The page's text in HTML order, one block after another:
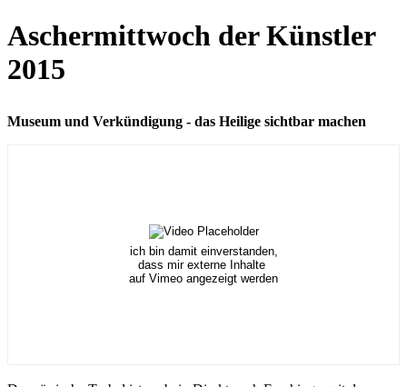
Aschermittwoch der Künstler
2015
Museum und Verkündigung - das Heilige sichtbar machen
ich bin damit einverstanden,
dass mir externe Inhalte
auf Vimeo angezeigt werden